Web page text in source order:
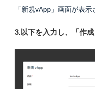
「新規vApp」画面が表示
3.以下を入力し、「作成